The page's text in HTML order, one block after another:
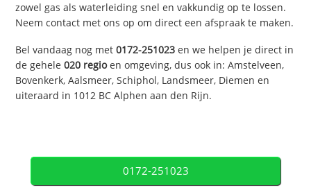
zowel gas als waterleiding snel en vakkundig op te lossen.
Neem contact met ons op om direct een afspraak te maken.
Bel vandaag nog met0172-251023 en we helpen je direct in
de gehele020 regioen omgeving, dus ook in: Amstelveen,
Bovenkerk, Aalsmeer, Schiphol, Landsmeer, Diemen en
uiteraard in 1012 BC Alphen aan den Rijn.
0172-251023